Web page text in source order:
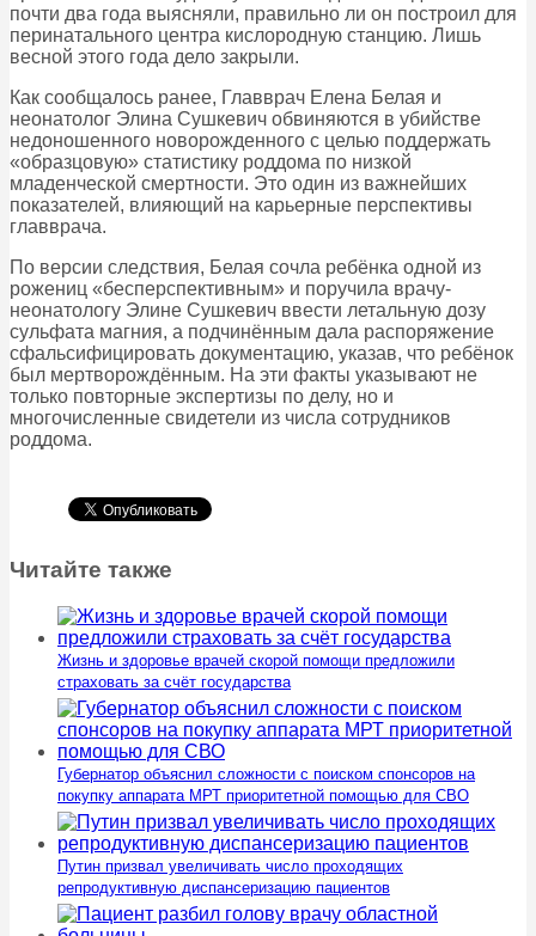
почти два года выясняли, правильно ли он построил для
перинатального центра кислородную станцию. Лишь
весной этого года дело закрыли.
Как сообщалось ранее, Главврач Елена Белая и
неонатолог Элина Сушкевич обвиняются в убийстве
недоношенного новорожденного с целью поддержать
«образцовую» статистику роддома по низкой
младенческой смертности. Это один из важнейших
показателей, влияющий на карьерные перспективы
главврача.
По версии следствия, Белая сочла ребёнка одной из
рожениц «бесперспективным» и поручила врачу-
неонатологу Элине Сушкевич ввести летальную дозу
сульфата магния, а подчинённым дала распоряжение
сфальсифицировать документацию, указав, что ребёнок
был мертворождённым. На эти факты указывают не
только повторные экспертизы по делу, но и
многочисленные свидетели из числа сотрудников
роддома.
Читайте также
Жизнь и здоровье врачей скорой помощи предложили
страховать за счёт государства
Губернатор объяснил сложности с поиском спонсоров на
покупку аппарата МРТ приоритетной помощью для СВО
Путин призвал увеличивать число проходящих
репродуктивную диспансеризацию пациентов